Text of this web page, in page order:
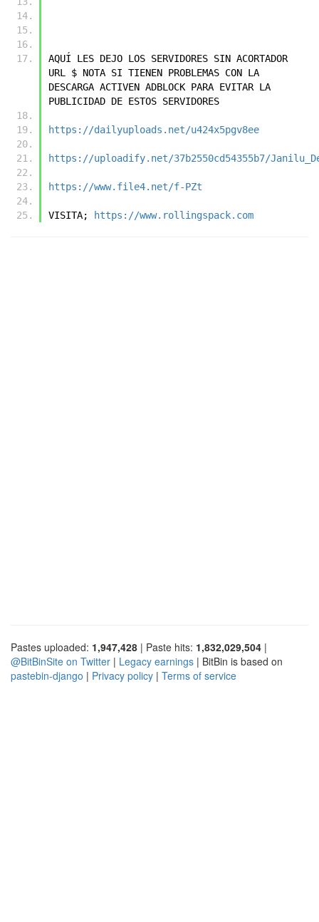
AQUÍ LES DEJO LOS SERVIDORES SIN ACORTADOR
URL $ NOTA SI TIENEN PROBLEMAS CON LA
DESCARGA ACTIVEN ADBLOCK PARA EVITAR LA
PUBLICIDAD DE ESTOS SERVIDORES
https://dailyuploads.net/u424x5pgv8ee
https://uploadify.net/37b2550cd54355b7/
https://www.file4.net/f-PZt
VISITA; https://www.rollingspack.com
Pastes uploaded: 1,947,428 | Paste hits: 1,832,029,504 |
@BitBinSite on Twitter | Legacy earnings | BitBin is based on
pastebin-django | Privacy policy | Terms of service